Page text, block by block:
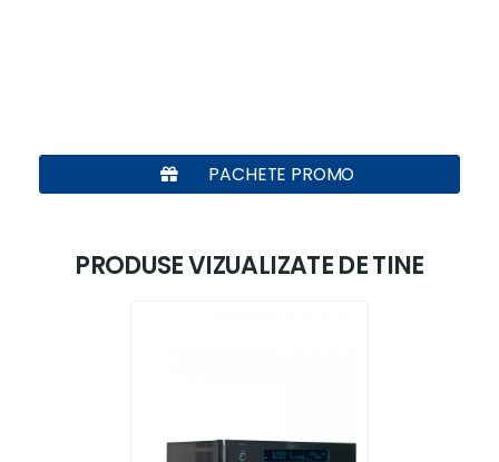
PACHETE PROMO
PRODUSE VIZUALIZATE DE TINE